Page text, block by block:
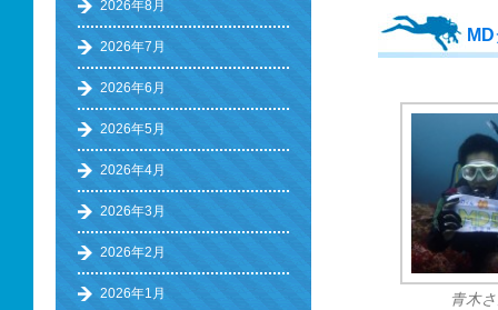
青木
2026年8月
2026年7月
2026年6月
2026年5月
2026年4月
2026年3月
2026年2月
2026年1月